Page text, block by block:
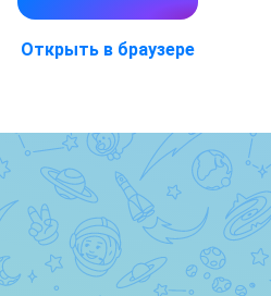
Открыть в браузере